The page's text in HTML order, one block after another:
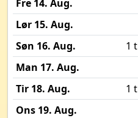
Fre 14. Aug.
Lør 15. Aug.
Søn 16. Aug.
1
Man 17. Aug.
Tir 18. Aug.
1
Ons 19. Aug.